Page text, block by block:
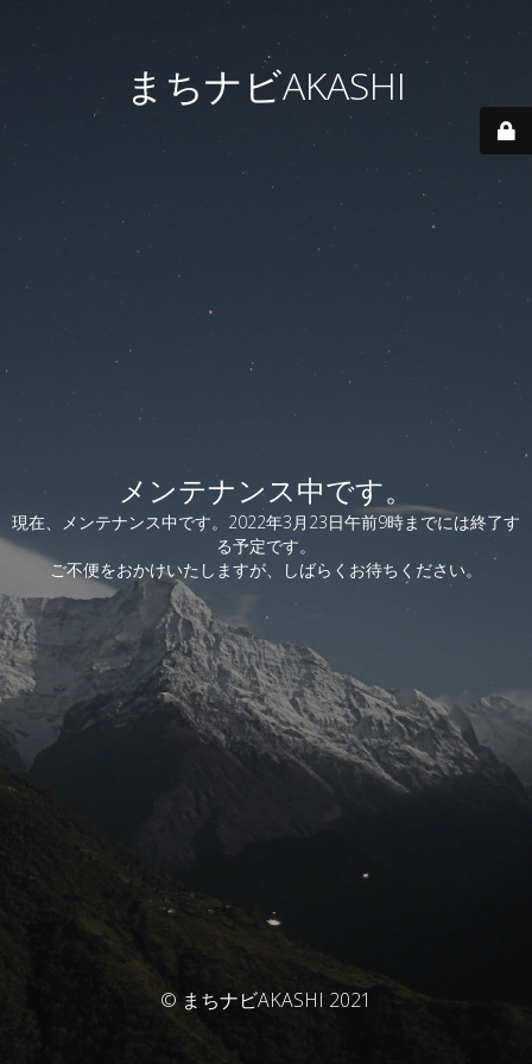
まちナビAKASHI
メンテナンス中です。
現在、メンテナンス中です。2022年3月23日午前9時までには終了す
る予定です。
ご不便をおかけいたしますが、しばらくお待ちください。
© まちナビAKASHI 2021